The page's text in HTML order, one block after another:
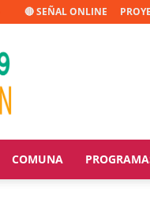
🔴 SEÑAL ONLINE
COMUNA